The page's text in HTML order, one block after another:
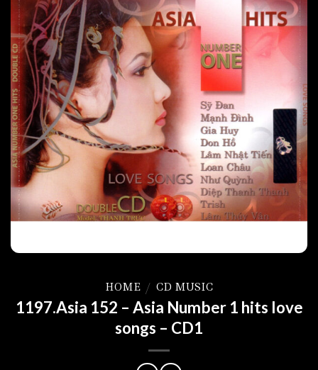
HOME / CD MUSIC
1197.Asia 152 – Asia Number 1 hits love
songs – CD1